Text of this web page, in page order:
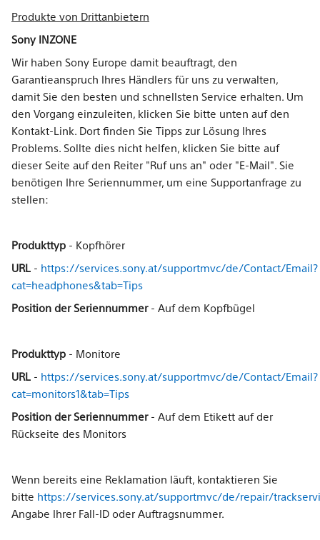
Produkte von Drittanbietern
Sony INZONE
Wir haben Sony Europe damit beauftragt, den
Garantieanspruch Ihres Händlers für uns zu verwalten,
damit Sie den besten und schnellsten Service erhalten. Um
den Vorgang einzuleiten, klicken Sie bitte unten auf den
Kontakt-Link. Dort finden Sie Tipps zur Lösung Ihres
Problems. Sollte dies nicht helfen, klicken Sie bitte auf
dieser Seite auf den Reiter "Ruf uns an" oder "E-Mail". Sie
benötigen Ihre Seriennummer, um eine Supportanfrage zu
stellen:
Produkttyp - Kopfhörer
URL - https://services.sony.at/supportmvc/de/Contact/Email?
cat=headphones&tab=Tips
Position der Seriennummer - Auf dem Kopfbügel
Produkttyp - Monitore
URL - https://services.sony.at/supportmvc/de/Contact/Email?
cat=monitors1&tab=Tips
Position der Seriennummer - Auf dem Etikett auf der
Rückseite des Monitors
Wenn bereits eine Reklamation läuft, kontaktieren Sie
bitte https://services.sony.at/supportmvc/de/repair/
Angabe Ihrer Fall-ID oder Auftragsnummer.